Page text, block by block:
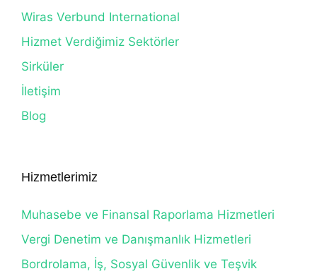
Wiras Verbund International
Hizmet Verdiğimiz Sektörler
Sirküler
İletişim
Blog
Hizmetlerimiz
Muhasebe ve Finansal Raporlama Hizmetleri
Vergi Denetim ve Danışmanlık Hizmetleri
Bordrolama, İş, Sosyal Güvenlik ve Teşvik